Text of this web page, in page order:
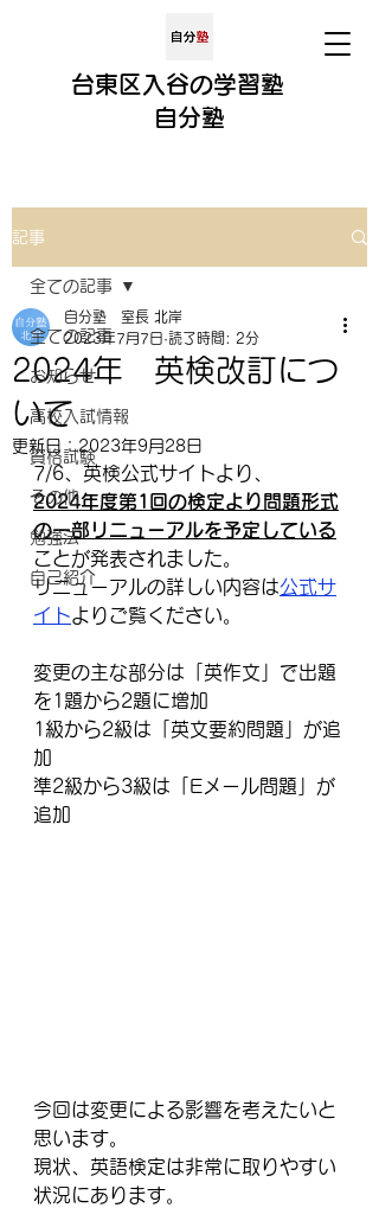
​​台東区入谷の学習塾
自分塾
記事
全ての記事
お知らせ
高校入試情報
資格試験
その他
勉強法
自己紹介
全ての記事
2024年 英検改訂につ
いて
自分塾 室長 北岸
2023年7月7日 読了時間: 2分
更新日：2023年9月28日
7/6、英検公式サイトより、
2024年度第1回の検定より問題形式
の一部リニューアルを予定している
ことが発表されました。
リニューアルの詳しい内容は公式サ
イトよりご覧ください。
変更の主な部分は「英作文」で出題
を1題から2題に増加
1級から2級は「英文要約問題」が追
加
準2級から3級は「Eメール問題」が
追加
今回は変更による影響を考えたいと
思います。
現状、英語検定は非常に取りやすい
状況にあります。